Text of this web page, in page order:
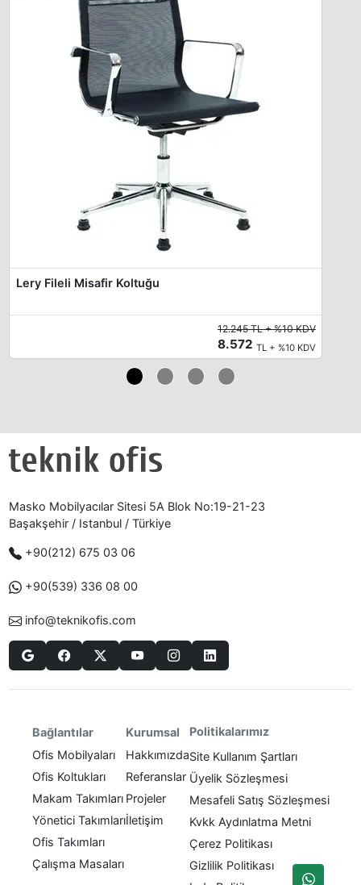
Lery Fileli Misafir Koltuğu
12.245 TL + %10 KDV
8.572 TL + %10 KDV
Masko Mobilyacılar Sitesi 5A Blok No:19-21-23
Başakşehir / Istanbul / Türkiye
+90(212) 675 03 06
+90(539) 336 08 00
info@teknikofis.com
Bağlantılar
Ofis Mobilyaları
Ofis Koltukları
Makam Takımları
Yönetici Takımları
Ofis Takımları
Çalışma Masaları
Kurumsal
Hakkımızda
Referanslar
Projeler
İletişim
Politikalarımız
Site Kullanım Şartları
Üyelik Sözleşmesi
Mesafeli Satış Sözleşmesi
Kvkk Aydınlatma Metni
Çerez Politikası
Gizlilik Politikası